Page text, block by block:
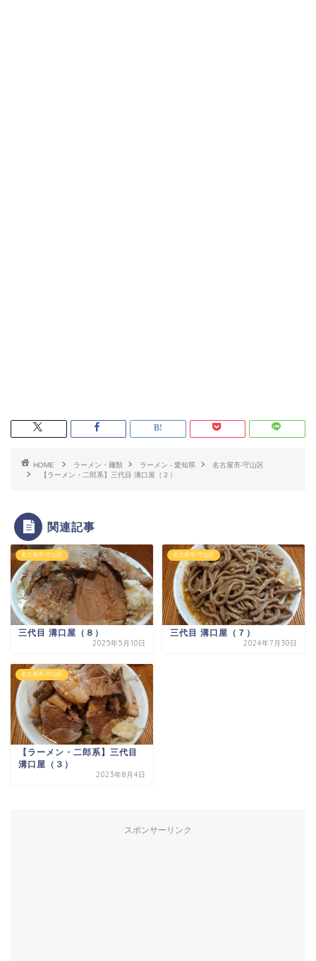
HOME ラーメン・麺類 ラーメン - 愛知県
名古屋市-守山区
【ラーメン・二郎系】三代目 溝口屋（２）
関連記事
名古屋市-守山区
三代目 溝口屋（８）
2025年5月10日
名古屋市-守山区
三代目 溝口屋（７）
2024年7月30日
名古屋市-守山区
【ラーメン・二郎系】三代目
溝口屋（３）
2023年8月4日
スポンサーリンク